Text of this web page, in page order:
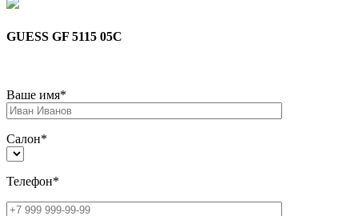
GUESS GF 5115 05C
Ваше имя*
Салон*
Телефон*